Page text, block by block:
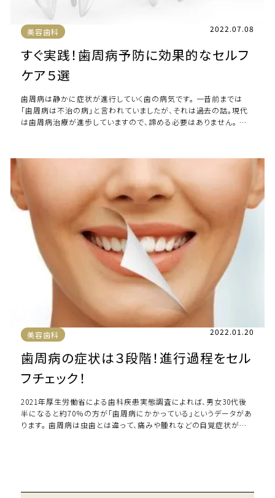
美容歯科 2022.07.08
すぐ実践！歯周病予防に効果的なセルフ
ケア５選
歯周病は静かに症状が進行していく歯の病気です。 一昔前までは
「歯周病は不治の病」と言われていましたが、それは過去の話。現代
は歯周病治療が進歩していますので、諦める必要はありません。 歯
美容歯科 2022.01.20
歯周病の症状は３段階！進行過程をセル
フチェック！
2021年厚生労働省による歯科疾患実態調査によれば、男女30代後
半になると約70％の方が「歯周病にかかっている」というデータがあ
ります。 歯周病は虫歯とは違って、痛みや腫れなどの自覚症状がほ